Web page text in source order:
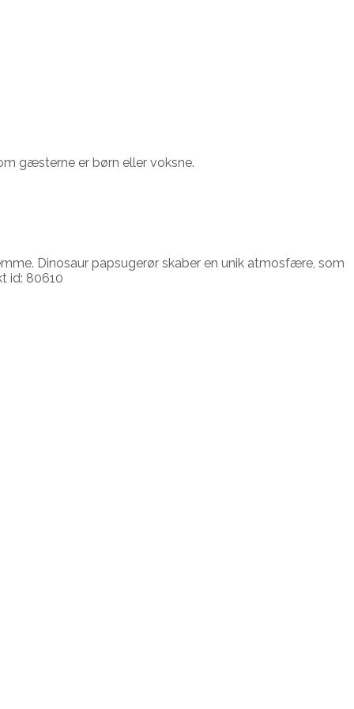
gæsterne er børn eller voksne.
Dinosaur papsugerør skaber en unik atmosfære, som
id: 80610